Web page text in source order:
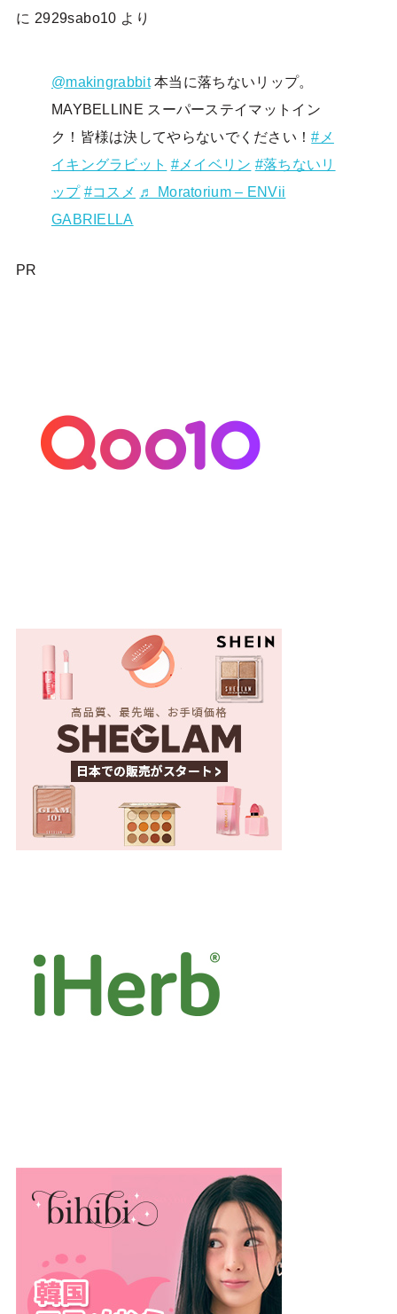
に 2929sabo10 より
@makingrabbit本当に落ちないリップ。
MAYBELLINE スーパーステイマットイン
ク！皆様は決してやらないでください！#メ
イキングラビット #メイベリン #落ちないリ
ップ #コスメ ♬ Moratorium – ENVii
GABRIELLA
PR